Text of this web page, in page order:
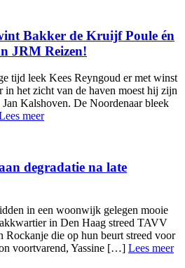
Bakker de Kruijf Poule én
JRM Reizen!
tijd leek Kees Reyngoud er met winst
in het zicht van de haven moest hij zijn
Jan Kalshoven. De Noordenaar bleek
meer
degradatie na late
in een woonwijk gelegen mooie
in Den Haag streed TAVV
Rockanje die op hun beurt streed voor
voortvarend, Yassine […] Lees meer